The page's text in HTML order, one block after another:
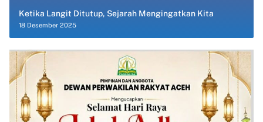
Ketika Langit Ditutup, Sejarah Mengingatkan Kita
18 Desember 2025